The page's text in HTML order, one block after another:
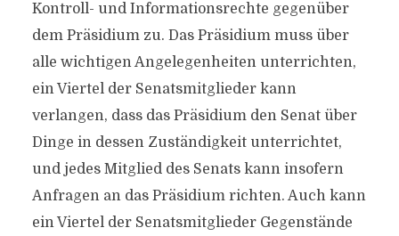
Kontroll- und Informationsrechte gegenüber
dem Präsidium zu. Das Präsidium muss über
alle wichtigen Angelegenheiten unterrichten,
ein Viertel der Senatsmitglieder kann
verlangen, dass das Präsidium den Senat über
Dinge in dessen Zuständigkeit unterrichtet,
und jedes Mitglied des Senats kann insofern
Anfragen an das Präsidium richten. Auch kann
ein Viertel der Senatsmitglieder Gegenstände